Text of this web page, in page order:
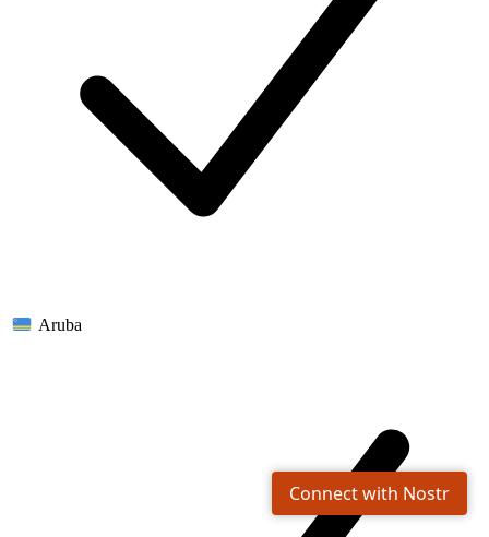
Aruba